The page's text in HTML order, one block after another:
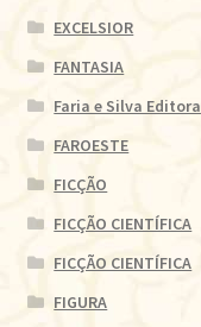
EXCELSIOR
FANTASIA
Faria e Silva Editora
FAROESTE
FICÇÃO
FICÇÃO CIENTÍFICA
FICÇÃO CIENTÍFICA
FIGURA